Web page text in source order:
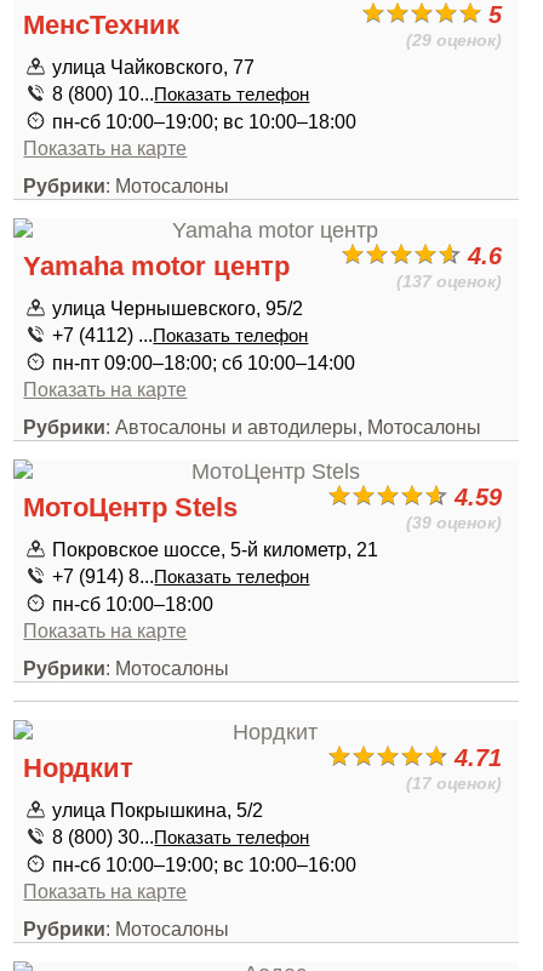
5
(29 оценок)
МенсТехник
улица Чайковского, 77
8 (800) 10...Показать телефон
пн-сб 10:00–19:00; вс 10:00–18:00
Показать на карте
Рубрики: Мотосалоны
4.6
(137 оценок)
Yamaha motor центр
улица Чернышевского, 95/2
+7 (4112) ...Показать телефон
пн-пт 09:00–18:00; сб 10:00–14:00
Показать на карте
Рубрики: Автосалоны и автодилеры, Мотосалоны
4.59
(39 оценок)
МотоЦентр Stels
Покровское шоссе, 5-й километр, 21
+7 (914) 8...Показать телефон
пн-сб 10:00–18:00
Показать на карте
Рубрики: Мотосалоны
4.71
(17 оценок)
Нордкит
улица Покрышкина, 5/2
8 (800) 30...Показать телефон
пн-сб 10:00–19:00; вс 10:00–16:00
Показать на карте
Рубрики: Мотосалоны